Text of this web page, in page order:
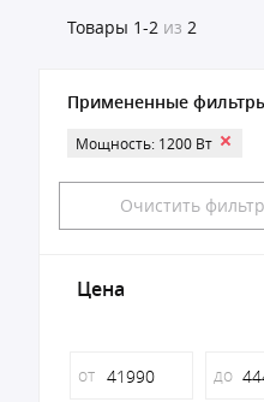
Товары 1-2 из 2
Примененные
Мощность: 1200 Вт
Очистить фильтр
Цена
от до